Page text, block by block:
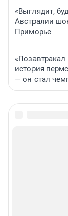
«Выглядит,
Австралии
Приморье
история
— он стал